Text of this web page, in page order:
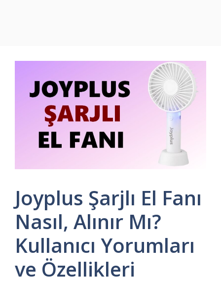
Joyplus Şarjlı El Fanı
Nasıl, Alınır Mı?
Kullanıcı Yorumları
ve Özellikleri